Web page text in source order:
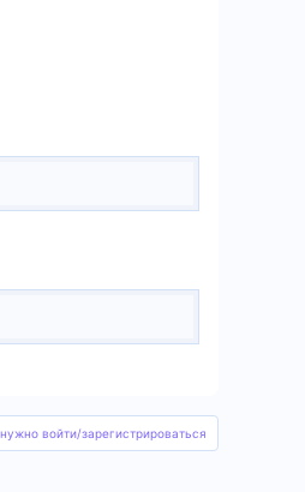
войти/зарегистрироваться